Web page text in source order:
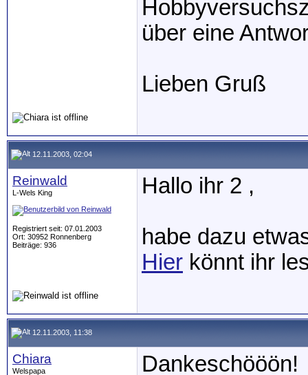
über eine
Lieben Gruß
12.11.2003, 02:04
Reinwald
L-Wels King
Registriert seit: 07.01.2003
Ort: 30952 Ronnenberg
Beiträge: 936
Hallo ihr 2 ,
habe dazu
Hier könnt ihr
12.11.2003, 11:38
Chiara
Welspapa
Dankeschööön!